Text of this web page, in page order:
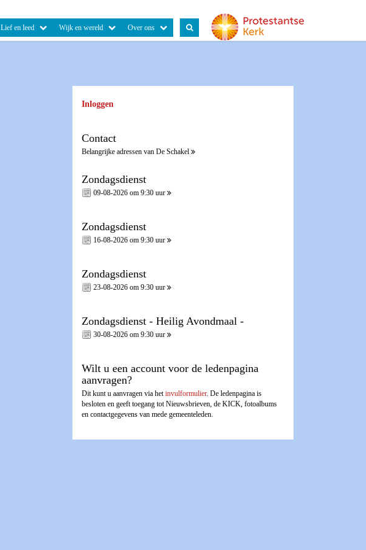
Lief en leed Wijk en wereld Over ons
Inloggen
Contact
Belangrijke adressen van De Schakel
Zondagsdienst
09-08-2026 om 9:30 uur
Zondagsdienst
16-08-2026 om 9:30 uur
Zondagsdienst
23-08-2026 om 9:30 uur
Zondagsdienst - Heilig Avondmaal -
30-08-2026 om 9:30 uur
Wilt u een account voor de ledenpagina
aanvragen?
Dit kunt u aanvragen via hetinvulformulier. De ledenpagina is
besloten en geeft toegang tot Nieuwsbrieven, de KICK, fotoalbums
en contactgegevens van mede gemeenteleden.